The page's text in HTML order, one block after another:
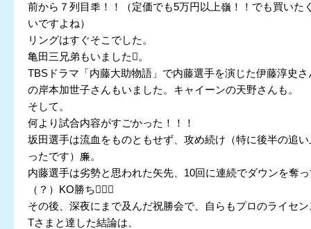
前から７列目秊！！（定価でも5万円以上嶺！！でも買いた
いですよね）
リングはすぐそこでした。
亀田三兄弟もいました。
TBSドラマ「内藤大助物語」で内藤選手を演じた伊藤淳史
の岸本加世子さんもいました。キャイーンの天野さんも。
そして。
何より試合内容がすごかった！！！
坂田選手は流血をものともせず、攻め続け（特に後半の追
ったです）廉。
内藤選手は劣勢と思われた矢先、10回に連続でダウンを奪
（？）KO勝ち！！
その後、深夜にまで及んだ祝勝会で、自らもプロのライセ
Tさまと達した結論は、